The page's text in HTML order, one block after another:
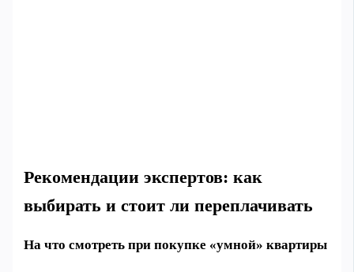
Рекомендации экспертов: как
выбирать и стоит ли переплачивать
На что смотреть при покупке «умной» квартиры